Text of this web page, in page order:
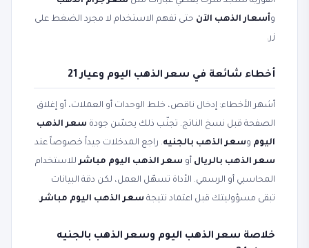
وأسعار الذهب الآن حتى تفهم الاستخدام لا مجرد الضغط على
زر.
أخطاء شائعة في سعر الذهب اليوم وعيار 21
أشهر الأخطاء: إدخال ناقص، خلط الوحدات أو العملات، أو إغلاق
الصفحة قبل نسخ الناتج. تجنّب ذلك يحسّن جودة سعر الذهب
اليوم وسعر الذهب بالجنيه. راجع المدخلات جيداً خصوصاً عند
سعر الذهب بالريال أو سعر الذهب اليوم مباشرللاستخدام
المحاسبي أو الرسمي. الأداة تسهّل العمل، لكن دقة البيانات
تبقى مسؤوليتك قبل اعتماد نتيجة سعر الذهب اليوم مباشر.
خلاصة سعر الذهب اليوم وسعر الذهب بالجنيه